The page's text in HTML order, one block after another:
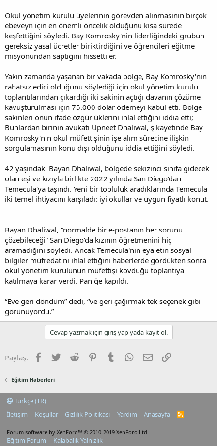
Okul yönetim kurulu üyelerinin görevden alınmasının birçok
ebeveyn için en önemli öncelik olduğunu kısa sürede
keşfettiğini söyledi. Bay Komrosky'nin liderliğindeki grubun
gereksiz yasal ücretler biriktirdiğini ve öğrencileri eğitme
misyonundan saptığını hissettiler.
Yakın zamanda yaşanan bir vakada bölge, Bay Komrosky'nin
rahatsız edici olduğunu söylediği için okul yönetim kurulu
toplantılarından çıkardığı iki sakinin açtığı davanın çözüme
kavuşturulması için 75.000 dolar ödemeyi kabul etti. Bölge
sakinleri onun ifade özgürlüklerini ihlal ettiğini iddia etti;
Bunlardan birinin avukatı Upneet Dhaliwal, şikayetinde Bay
Komrosky'nin okul müfettişinin işe alım sürecine ilişkin
sorgulamasının konu dışı olduğunu iddia ettiğini söyledi.
42 yaşındaki Bayan Dhaliwal, bölgede sekizinci sınıfa gidecek
olan eşi ve kızıyla birlikte 2022 yılında San Diego'dan
Temecula'ya taşındı. Yeni bir topluluk aradıklarında Temecula
iki temel ihtiyacını karşıladı: iyi okullar ve uygun fiyatlı konut.
Bayan Dhaliwal, “normalde bir e-postanın her sorunu
çözebileceği” San Diego'da kızının öğretmenini hiç
aramadığını söyledi. Ancak Temecula'nın eyaletin sosyal
bilgiler müfredatını ihlal ettiğini haberlerde gördükten sonra
okul yönetim kurulunun müfettişi kovduğu toplantıya
katılmaya karar verdi. Paniğe kapıldı.
“Eve geri döndüm” dedi, “ve geri çağırmak tek seçenek gibi
görünüyordu.”
Cevap yazmak için giriş yap yada kayıt ol.
Paylaş: Facebook
TwitterReddit PinterestTumblrWhatsApp
E-postaLink
Eğitim Haberleri
Türkçe (TR)
İletişim
Koşullar Gizlilik Politikası Yardım Anasayfa
R
Forum software by XenForo™ © 2010-2019 XenForo Ltd.
Eğitim Forum Kalabalık Yalnızlık